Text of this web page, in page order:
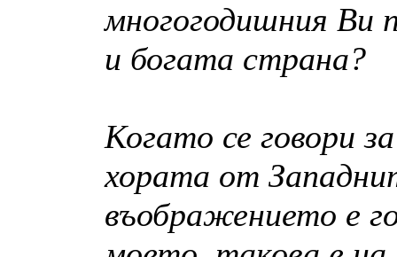
многогодишния Ви
и богата страна?
Когато се говори
хората от
въображението е